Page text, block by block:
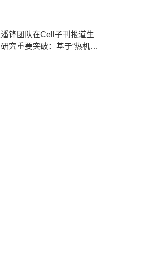
锋团队在Cell子刊报道生
究重要突破：基于“热机械